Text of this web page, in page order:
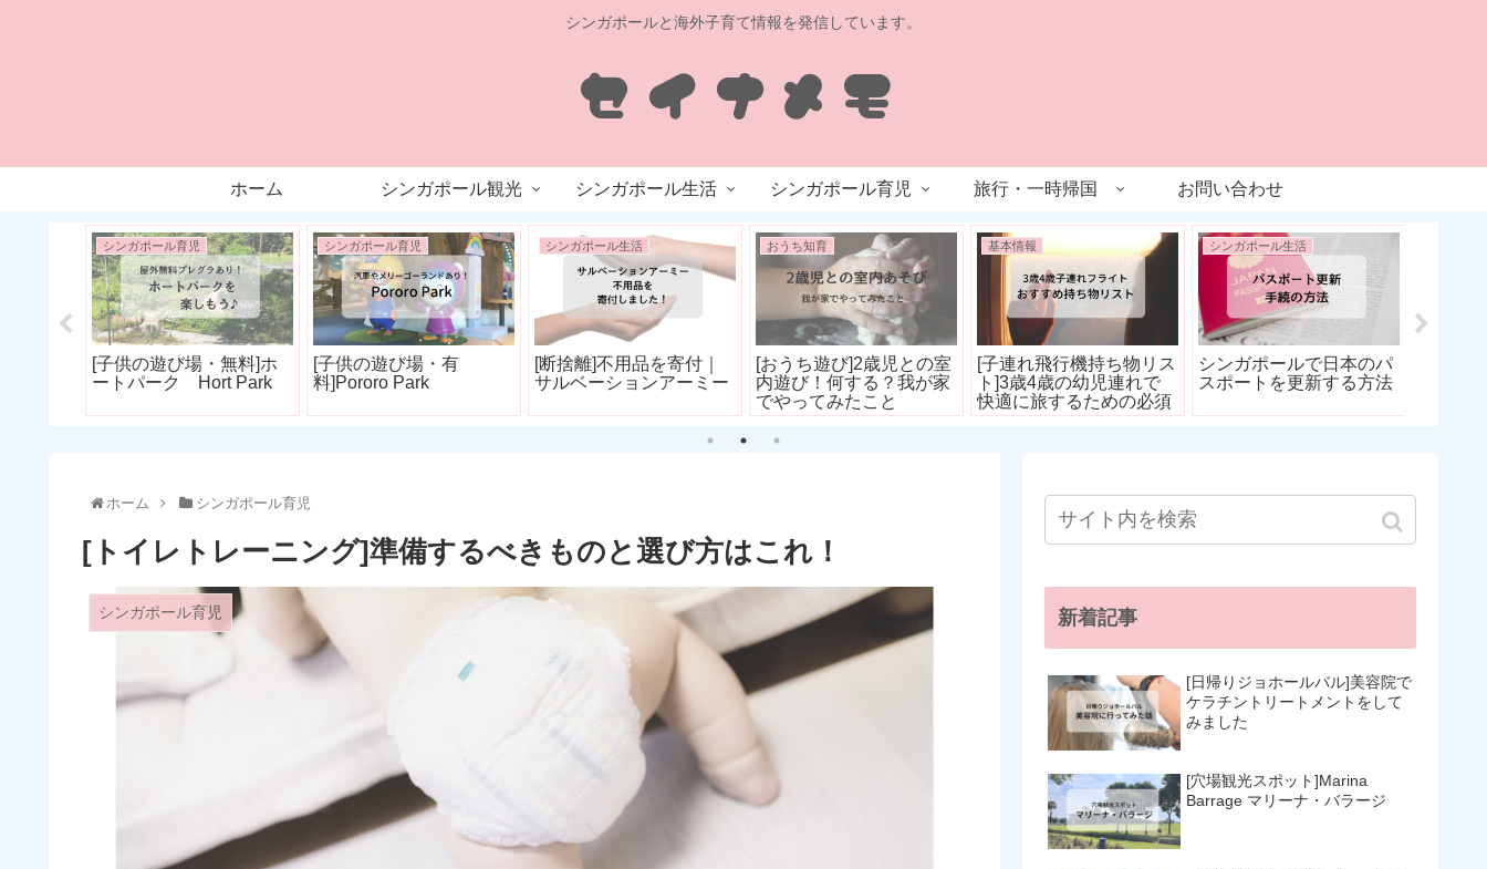
シンガポールと海外子育て情報を発信しています。
ホーム シンガポール観光 シンガポール生活 シンガポール育児 旅行・一時帰国 お問い合わせ
シンガポール育児
[子供の遊び場・無料]ホ
ートパーク Hort Park
シンガポール育児
[子供の遊び場・有
料]Pororo Park
シンガポール生活
[断捨離]不用品を寄付｜
サルベーションアーミー
おうち知育
[おうち遊び]2歳児との室
内遊び！何する？我が家
でやってみたこと
基本情報
[子連れ飛行機持ち物リス
ト]3歳4歳の幼児連れで
快適に旅するための必須
アイテムはこれ！
シンガポール生活
シンガポールで日本のパ
スポートを更新する方法
ホーム シンガポール育児
[トイレトレーニング]準備するべきものと選び方はこれ！
シンガポール育児 新着記事
[日帰りジョホールバル]美容院で
ケラチントリートメントをして
みました
[穴場観光スポット]Marina
Barrage マリーナ・バラージ